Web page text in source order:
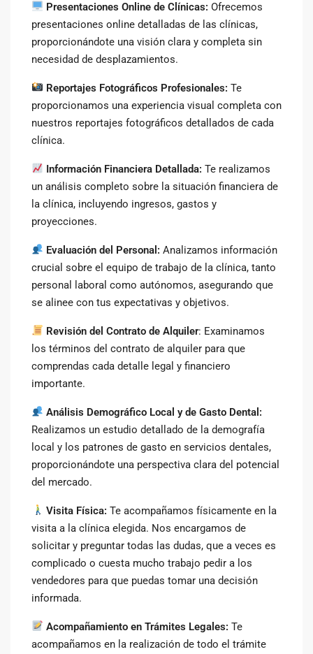
Presentaciones Online de Clínicas: Ofrecemos
presentaciones online detalladas de las clínicas,
proporcionándote una visión clara y completa sin
necesidad de desplazamientos.
Reportajes Fotográficos Profesionales: Te
proporcionamos una experiencia visual completa con
nuestros reportajes fotográficos detallados de cada
clínica.
Información Financiera Detallada:Te realizamos
un análisis completo sobre la situación financiera de
la clínica, incluyendo ingresos, gastos y
proyecciones.
Evaluación del Personal: Analizamos información
crucial sobre el equipo de trabajo de la clínica, tanto
personal laboral como autónomos, asegurando que
se alinee con tus expectativas y objetivos.
Revisión del Contrato de Alquiler: Examinamos
los términos del contrato de alquiler para que
comprendas cada detalle legal y financiero
importante.
Análisis Demográfico Local y de Gasto Dental:
Realizamos un estudio detallado de la demografía
local y los patrones de gasto en servicios dentales,
proporcionándote una perspectiva clara del potencial
del mercado.
Visita Física: Te acompañamos físicamente en la
visita a la clínica elegida. Nos encargamos de
solicitar y preguntar todas las dudas, que a veces es
complicado o cuesta mucho trabajo pedir a los
vendedores para que puedas tomar una decisión
informada.
Acompañamiento en Trámites Legales:Te
acompañamos en la realización de todo el trámite